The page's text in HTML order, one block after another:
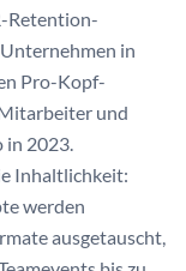
Retention-
in
Pro-Kopf-
und
in 2023.
Inhaltlichkeit:
werden
ausgetauscht,